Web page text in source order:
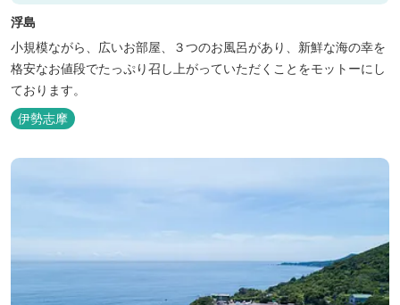
浮島
小規模ながら、広いお部屋、３つのお風呂があり、新鮮な海の幸を
格安なお値段でたっぷり召し上がっていただくことをモットーにし
ております。
伊勢志摩